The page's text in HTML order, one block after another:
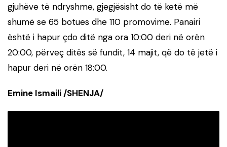
gjuhëve të ndryshme, gjegjësisht do të ketë më
shumë se 65 botues dhe 110 promovime. Panairi
është i hapur çdo ditë nga ora 10:00 deri në orën
20:00, përveç ditës së fundit, 14 majit, që do të jetë i
hapur deri në orën 18:00.
Emine Ismaili /SHENJA/